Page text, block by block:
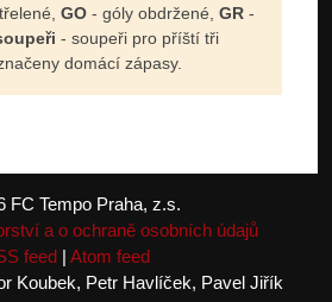
GO - góly obdržené, GR -
- soupeři pro příští tři
domácí zápasy.
FC Tempo Praha, z.s.
a o ochraně osobních údajů
feed| Atom feed
Koubek, Petr Havlíček, Pavel Jiřík